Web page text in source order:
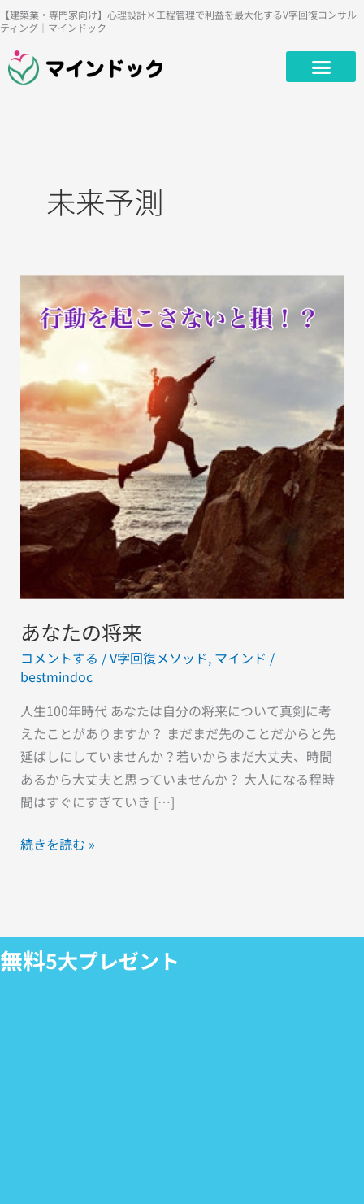
内
容
を
ス
【建築業・専門家向け】心理設計×工程管理で利益を最大化するV字回復コンサル
ティング｜マインドック
未来予測
あなたの将来
コメントする /V字回復メソッド, マインド /
bestmindoc
人生100年時代 あなたは自分の将来について真剣に考
えたことがありますか？ まだまだ先のことだからと先
延ばしにしていませんか？若いからまだ大丈夫、時間
あるから大丈夫と思っていませんか？ 大人になる程時
間はすぐにすぎていき […]
な
た
の
来
続きを読む »
無料5大プレゼント